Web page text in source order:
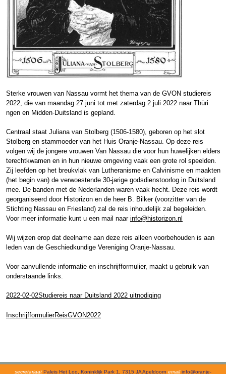
Sterke vrouwen van Nassau vormt het thema van de GVON studiereis
2022, die van maandag 27 juni tot met zaterdag 2 juli 2022 naar Thüri
ngen en Midden-Duitsland is gepland.
Centraal staat Juliana van Stolberg (1506-1580), geboren op het slot
Stolberg en stammoeder van het Huis Oranje-Nassau. Op deze reis
volgen wij de jongere vrouwen Van Nassau die voor hun huwelijken elders
terechtkwamen en in hun nieuwe omgeving vaak een grote rol speelden.
Zij leefden op het breukvlak van Lutheranisme en Calvinisme en maakten
(het begin van) de verwoestende 30-jarige godsdienstoorlog in Duitsland
mee. De banden met de Nederlanden waren vaak hecht. Deze reis wordt
georganiseerd door Historizon en de heer B. Bilker (voorzitter van de
Stichting Nassau en Friesland) zal de reis inhoudelijk zal begeleiden.
Voor meer informatie kunt u een mail naar info@historizon.nl
Wij wijzen erop dat deelname aan deze reis alleen voorbehouden is aan
leden van de Geschiedkundige Vereniging Oranje-Nassau.
Voor aanvullende informatie en inschrijfformulier, maakt u gebruik van
onderstaande links.
2022-02-02Studiereis naar Duitsland 2022 uitnodiging
InschrijfformulierReisGVON2022
secretariaat Paleis Het Loo, Koninklijk Park 1, 7315 JA Apeldoorn email info@oranje-